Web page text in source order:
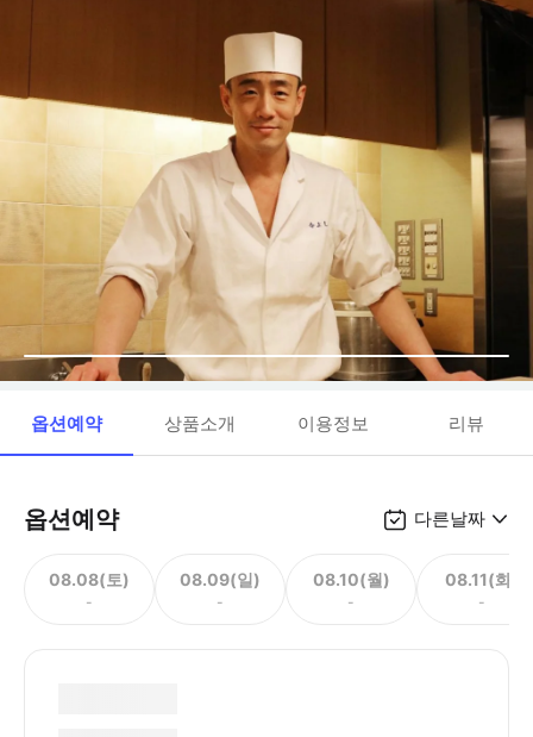
옵션예약 상품소개 이용정보 리뷰
옵션예약 다른날짜
08.08(토)
-
08.09(일)
-
08.10(월)
-
08.11(화)
-